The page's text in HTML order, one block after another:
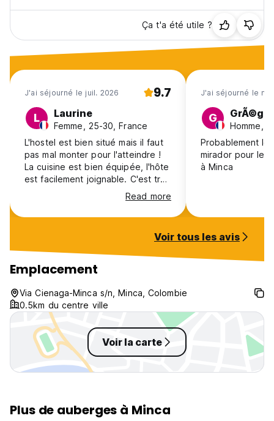
Ça t'a été utile ?
J'ai séjourné le juil. 2026 9.7
L Laurine
Femme, 25-30, France
L'hostel est bien situé mais il faut
pas mal monter pour l'atteindre !
La cuisine est bien équipée, l'hôte
est facilement joignable. C'est très
propre. Aucune activité n'est
proposée directement à l'hostel
Read more
J'ai séjourné le
G
Homme,
Probablement le
mirador pour le
à Minca
Voir tous les avis
Emplacement
Via Cienaga-Minca s/n, Minca, Colombie
0.5km du centre ville
Voir la carte
Plus de auberges à Minca